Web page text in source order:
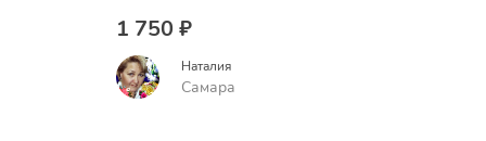
1 750 ₽
Наталия
Самара